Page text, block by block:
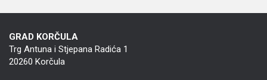
GRAD KORČULA
Trg Antuna i Stjepana Radića 1
20260 Korčula